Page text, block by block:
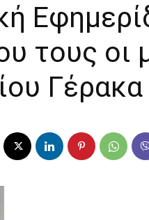
τους οι
Γέρακα